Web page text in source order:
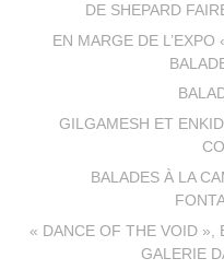
DE SHEPARD
EN MARGE DE
GILGAMESH ET
BALADES À LA
« DANCE OF THE VOID »,
GALERIE